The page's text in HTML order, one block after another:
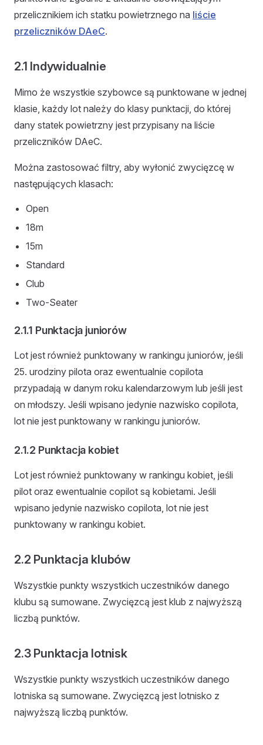
przelicznikiem ich statku powietrznego na liście
przeliczników DAeC.
2.1 Indywidualnie
Mimo że wszystkie szybowce są punktowane w jednej
klasie, każdy lot należy do klasy punktacji, do której
dany statek powietrzny jest przypisany na liście
przeliczników DAeC.
Można zastosować filtry, aby wyłonić zwycięzcę w
następujących klasach:
Open
18m
15m
Standard
Club
Two-Seater
2.1.1 Punktacja juniorów
Lot jest również punktowany w rankingu juniorów, jeśli
25. urodziny pilota oraz ewentualnie copilota
przypadają w danym roku kalendarzowym lub jeśli jest
on młodszy. Jeśli wpisano jedynie nazwisko copilota,
lot nie jest punktowany w rankingu juniorów.
2.1.2 Punktacja kobiet
Lot jest również punktowany w rankingu kobiet, jeśli
pilot oraz ewentualnie copilot są kobietami. Jeśli
wpisano jedynie nazwisko copilota, lot nie jest
punktowany w rankingu kobiet.
2.2 Punktacja klubów
Wszystkie punkty wszystkich uczestników danego
klubu są sumowane. Zwycięzcą jest klub z najwyższą
liczbą punktów.
2.3 Punktacja lotnisk
Wszystkie punkty wszystkich uczestników danego
lotniska są sumowane. Zwycięzcą jest lotnisko z
najwyższą liczbą punktów.